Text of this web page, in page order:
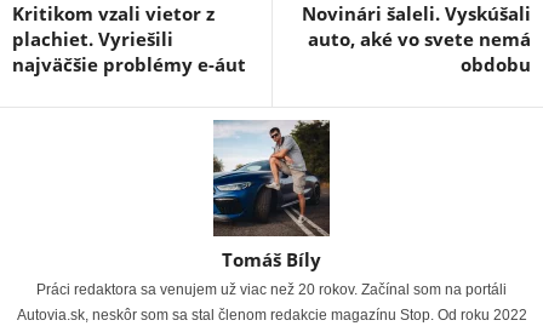
Kritikom vzali vietor z
plachiet. Vyriešili
najväčšie problémy e-áut
Novinári šaleli. Vyskúšali
auto, aké vo svete nemá
obdobu
Tomáš Bíly
Práci redaktora sa venujem už viac než 20 rokov. Začínal som na portáli
Autovia.sk, neskôr som sa stal členom redakcie magazínu Stop. Od roku 2022